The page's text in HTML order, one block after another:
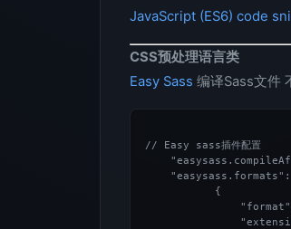
JavaScript (ES6) code
CSS预处理语言类
Easy Sass 编译Sass文件
// Easy sass插件配置
           {